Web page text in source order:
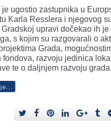
je ugostio zastupnika u
Karla Resslera i njegovog
Gradskoj upravi dočekao ih
s kojim su razgovarali o
Grada,
fondova, razvoju jedinica
te o daljnjem razvoju